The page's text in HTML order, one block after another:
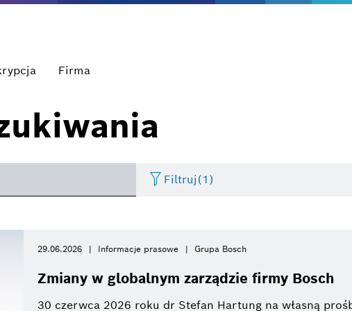
Firma
Filtruj(1)
Artificial Intelligence Smart Home
Thermotechnology Building Technologies
Innowacje
Elektronarzędzia
Czas
Proszę wybrać
Proszę wybrać
Spotkania prasowe
Konferencje prasowe Zdjęcia
29.06.2026 Informacje prasowe Grupa Bosch
Zmiany w globalnym zarządzie firmy Bosch
30 czerwca 2026 roku dr Stefan Hartung na własną